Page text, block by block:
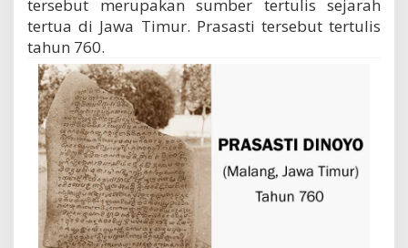
tersebut merupakan sumber tertulis sejarah
tertua di Jawa Timur. Prasasti tersebut tertulis
tahun 760.